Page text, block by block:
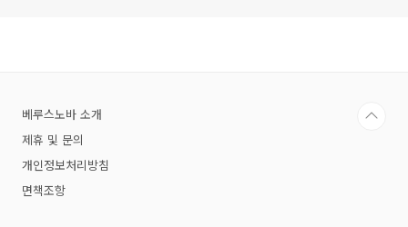
베루스노바 소개
제휴 및 문의
개인정보처리방침
면책조항